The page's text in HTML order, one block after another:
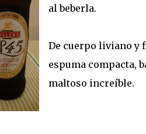
al beberla.
De cuerpo liviano y
espuma compacta,
maltoso increíble.